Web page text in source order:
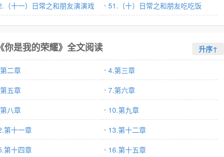
（十一）日常之和朋友演演戏 51.（十）日常之和朋友吃吃饭
《你是我的荣耀》全文阅读 升序↑
二章
4.第三章
五章
7.第六章
八章
10.第九章
第十一章
13.第十二章
第十四章
16.第十五章